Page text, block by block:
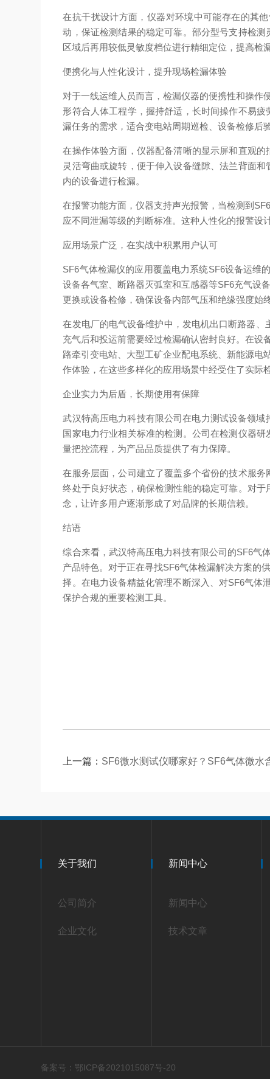
在抗干扰设计方面，仪器对环境中可能存在的其
动，保证检测结果的稳定可靠。部分型号支持检
区域后再用较低灵敏度档位进行精细定位，提高检
便携化与人性化设计，提升现场检漏体验
对于一线运维人员而言，检漏仪器的便携性和操
形符合人体工程学，握持舒适，长时间操作不易
漏任务的需求，适合变电站周期巡检、设备检修后
在操作体验方面，仪器配备清晰的显示屏和直观
灵活弯曲或旋转，便于伸入设备缝隙、法兰背面
内的设备进行检漏。
在报警功能方面，仪器支持声光报警，当检测到
应不同泄漏等级的判断标准。这种人性化的报警设
应用场景广泛，在实战中积累用户认可
SF6气体检漏仪的应用覆盖电力系统SF6设备运维
设备各气室、断路器灭弧室和互感器等SF6充气设
更换或设备检修，确保设备内部气压和绝缘强度始
在发电厂的电气设备维护中，发电机出口断路器
充气后和投运前需要经过检漏确认密封良好。在
路牵引变电站、大型工矿企业配电系统、新能源
作体验，在这些多样化的应用场景中经受住了实际
企业实力为后盾，长期使用有保障
武汉特高压电力科技有限公司在电力测试设备领
国家电力行业相关标准的检测。公司在检测仪器
量把控流程，为产品品质提供了有力保障。
在服务层面，公司建立了覆盖多个省份的技术服
终处于良好状态，确保检测性能的稳定可靠。对
念，让许多用户逐渐形成了对品牌的长期信赖。
结语
综合来看，武汉特高压电力科技有限公司的SF6气
产品特色。对于正在寻找SF6气体检漏解决方案的
择。在电力设备精益化管理不断深入、对SF6气体
保护合规的重要检测工具。
上一篇： SF6微水测试仪哪家好？SF6气体微水
关于我们
公司简介
企业文化
新闻中心
新闻中心
技术文章
备案号：鄂ICP备2021015087号-20